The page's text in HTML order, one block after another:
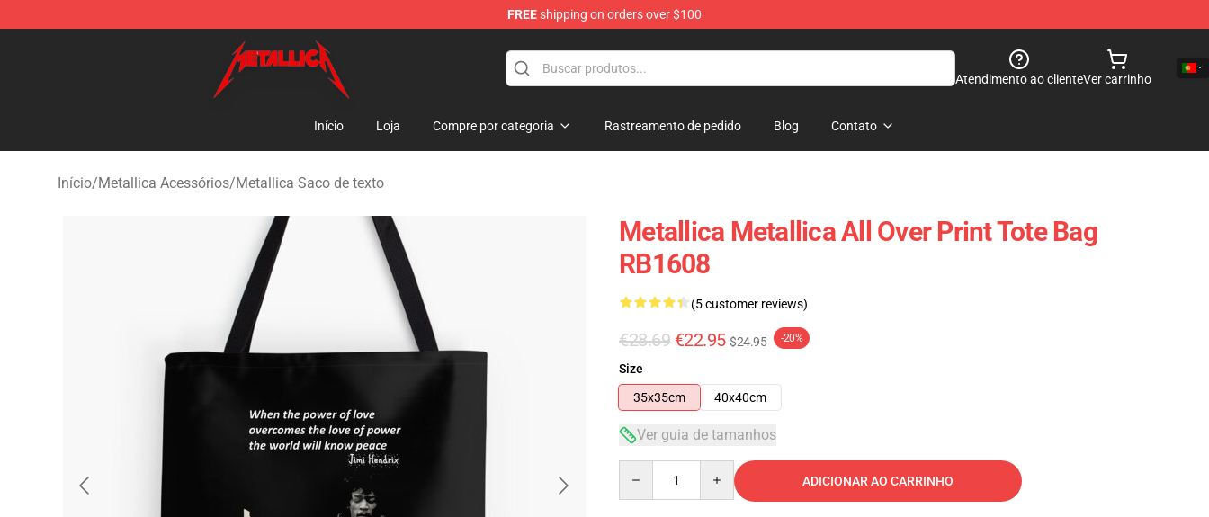
FREEshipping on orders over $100
Metallica Store - Official Metallica Merchandise Shop
Atendimento ao clienteVer carrinho
Início Loja Compre por categoria Rastreamento de pedido Blog Contato
Início/Metallica Acessórios/Metallica Saco de texto
Metallica Metallica All Over Print Tote Bag
RB1608
(5 customer reviews)
€28.69 €22.95 $24.95 -20%
Size
35x35cm
40x40cm
Ver guia de tamanhos
ADICIONAR AO CARRINHO